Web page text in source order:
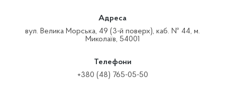
Адреса
вул. Велика Морська, 49 (3-й поверх), каб. № 44, м.
Миколаїв, 54001
Телефони
+380 (48) 765-05-50